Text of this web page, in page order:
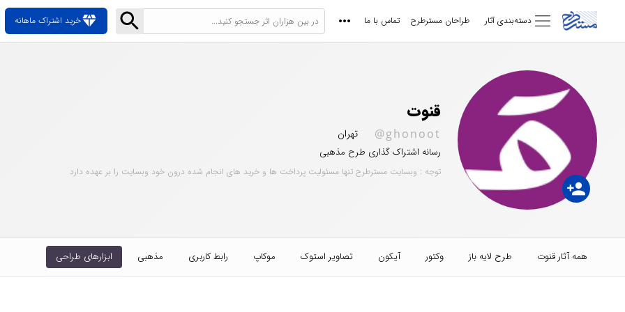
دسته‌بندی آثار طراحان مسترطرح تماس با ما diamondخرید اشتراک ماهانه
person_add
قنوت
@ghonoot تهران
رسانه اشتراک گذاری طرح مذهبی
توجه : وبسایت مسترطرح تنها مسئولیت پرداخت ها و خرید های انجام شده درون خود وبسایت را بر عهده دارد
همه آثار قنوت طرح لایه باز وکتور آیکون تصاویر استوک موکاپ رابط کاربری مذهبی ابزارهای طراحی